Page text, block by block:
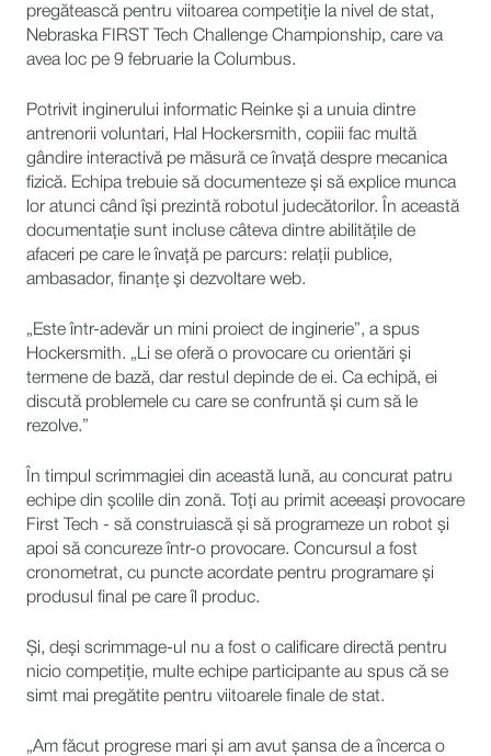
pregătească pentru viitoarea competiție la nivel de stat,
Nebraska FIRST Tech Challenge Championship, care va
avea loc pe 9 februarie la Columbus.
Potrivit inginerului informatic Reinke și a unuia dintre
antrenorii voluntari, Hal Hockersmith, copiii fac multă
gândire interactivă pe măsură ce învață despre mecanica
fizică. Echipa trebuie să documenteze și să explice munca
lor atunci când își prezintă robotul judecătorilor. În această
documentație sunt incluse câteva dintre abilitățile de
afaceri pe care le învață pe parcurs: relații publice,
ambasador, finanțe și dezvoltare web.
„Este într-adevăr un mini proiect de inginerie”, a spus
Hockersmith. „Li se oferă o provocare cu orientări și
termene de bază, dar restul depinde de ei. Ca echipă, ei
discută problemele cu care se confruntă și cum să le
rezolve.”
În timpul scrimmagiei din această lună, au concurat patru
echipe din școlile din zonă. Toți au primit aceeași provocare
First Tech - să construiască și să programeze un robot și
apoi să concureze într-o provocare. Concursul a fost
cronometrat, cu puncte acordate pentru programare și
produsul final pe care îl produc.
Și, deși scrimmage-ul nu a fost o calificare directă pentru
nicio competiție, multe echipe participante au spus că se
simt mai pregătite pentru viitoarele finale de stat.
„Am făcut progrese mari și am avut șansa de a încerca o